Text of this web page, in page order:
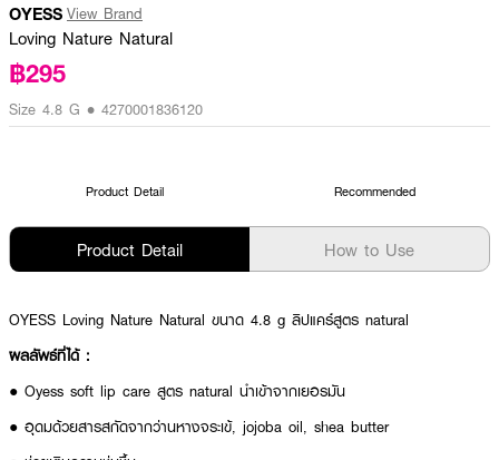
OYESS View Brand
Loving Nature Natural
฿295
Size 4.8 G • 4270001836120
Product Detail Recommended
Product Detail How to Use
OYESS Loving Nature Natural ขนาด 4.8 g ลิปแคร์สูตร natural
ผลลัพธ์ที่ได้ :
● Oyess soft lip care สูตร natural นำเข้าจากเยอรมัน
● อุดมด้วยสารสกัดจากว่านหางจระเข้, jojoba oil, shea butter